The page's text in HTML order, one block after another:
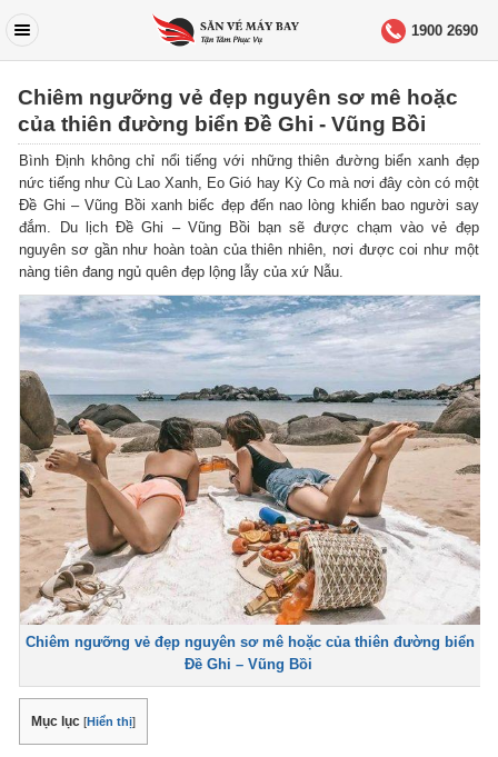
1900 2690
Chiêm ngưỡng vẻ đẹp nguyên sơ mê hoặc
của thiên đường biển Đề Ghi - Vũng Bồi
Bình Định không chỉ nổi tiếng với những thiên đường biển xanh đẹp
nức tiếng như Cù Lao Xanh, Eo Gió hay Kỳ Co mà nơi đây còn có một
Đề Ghi – Vũng Bồi xanh biếc đẹp đến nao lòng khiến bao người say
đắm. Du lịch Đề Ghi – Vũng Bồi bạn sẽ được chạm vào vẻ đẹp
nguyên sơ gần như hoàn toàn của thiên nhiên, nơi được coi như một
nàng tiên đang ngủ quên đẹp lộng lẫy của xứ Nẫu.
Chiêm ngưỡng vẻ đẹp nguyên sơ mê hoặc của thiên đường biển
Đề Ghi – Vũng Bồi
Mục lục [Hiển thị]